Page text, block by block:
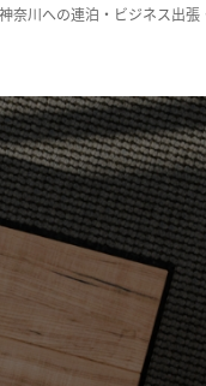
川への連泊・ビジネス出